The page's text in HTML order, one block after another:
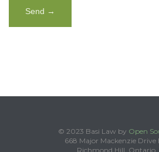
© 2023 Basi Law by Open
668 Major Mackenzie Drive
Richmond Hill, Ontario,